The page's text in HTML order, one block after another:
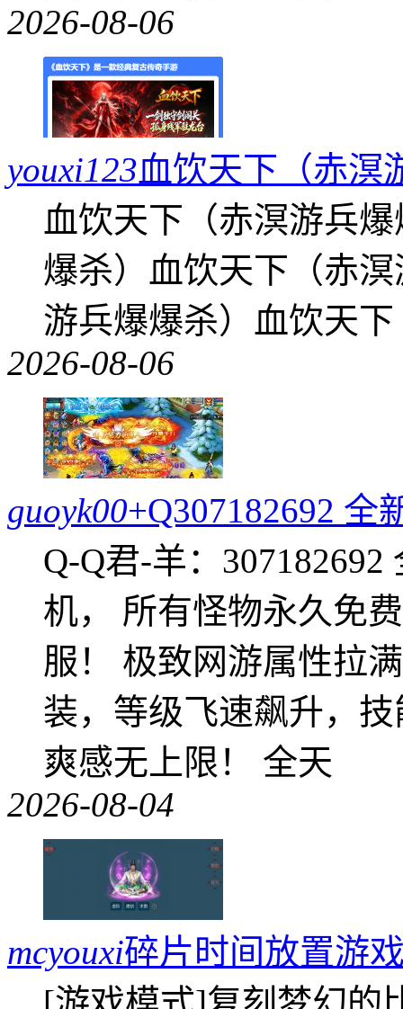
2026-08-06
youxi123血饮天下（赤溟
血饮天下（赤溟游兵
爆杀）血饮天下（赤
游兵爆爆杀）血饮天
2026-08-06
guoyk00+Q307182692
Q-Q君-羊：
机， 所有怪物永久免
服！ 极致网游属性拉
装，等级飞速飙升，
爽感无上限！ 全天
2026-08-04
mcyouxi碎片时间放置游